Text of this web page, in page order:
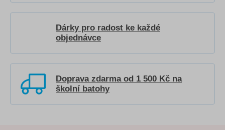
Dárky pro radost ke každé
objednávce
Doprava zdarma od 1 500 Kč na
školní batohy